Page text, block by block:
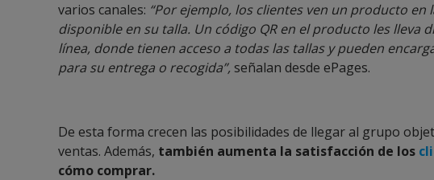
varios canales: “Por ejemplo, los clientes ven un producto en
disponible en su talla. Un código QR en el producto les lleva
línea, donde tienen acceso a todas las tallas y pueden
para su entrega o recogida”, señalan desde ePages.
De esta forma crecen las posibilidades de llegar al grupo
ventas. Además, también aumenta la satisfacción de los
cómo comprar.